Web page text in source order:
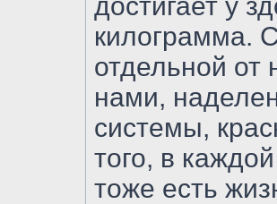
килограмма.
отдельной от
нами,
системы,
того, в
тоже есть